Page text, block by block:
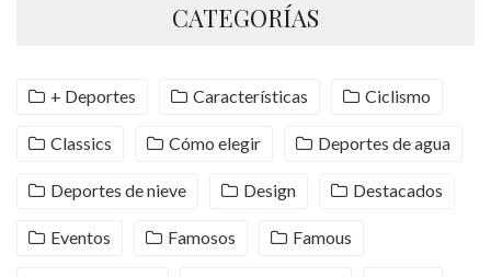
CATEGORÍAS
+ Deportes Características Ciclismo
Classics Cómo elegir Deportes de agua
Deportes de nieve Design Destacados
Eventos Famosos Famous